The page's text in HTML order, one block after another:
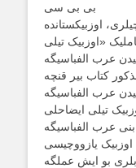
بی بی سی
اوزبیکستانده
«اوزبیک تیلی
عرب الفباسیگه
کتاب بیر قنچه
عرب الفباسیگه
تیلی ایضاحلی
عرب الفباسیگه
اوزبیک یازووچیسی
بو ایش عملگه